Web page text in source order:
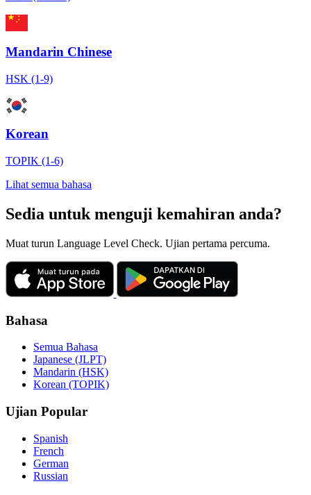
Mandarin Chinese
HSK (1-9)
Korean
TOPIK (1-6)
Lihat semua bahasa
Sedia untuk menguji kemahiran anda?
Muat turun Language Level Check. Ujian pertama percuma.
Bahasa
Semua Bahasa
Japanese (JLPT)
Mandarin (HSK)
Korean (TOPIK)
Ujian Popular
Spanish
French
German
Russian